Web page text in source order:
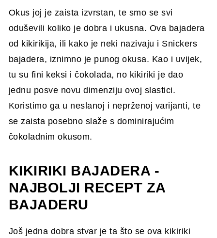
Okus joj je zaista izvrstan, te smo se svi
oduševili koliko je dobra i ukusna. Ova bajadera
od kikirikija, ili kako je neki nazivaju i Snickers
bajadera, iznimno je punog okusa. Kao i uvijek,
tu su fini keksi i čokolada, no kikiriki je dao
jednu posve novu dimenziju ovoj slastici.
Koristimo ga u neslanoj i neprženoj varijanti, te
se zaista posebno slaže s dominirajućim
čokoladnim okusom.
KIKIRIKI BAJADERA -
NAJBOLJI RECEPT ZA
BAJADERU
Još jedna dobra stvar je ta što se ova kikiriki